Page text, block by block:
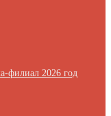
филиал 2026 год